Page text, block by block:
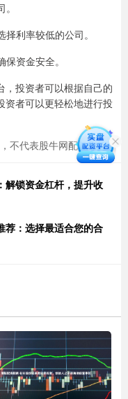
利率较低的公司。
资金安全。
，投资者可以根据自己的
资者可以更轻松地进行投
不代表股牛网配资观点
解锁资金杠杆，提升收
荐：选择最适合您的合